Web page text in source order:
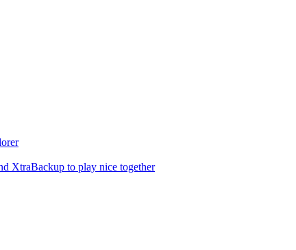
XtraBackup to play nice together